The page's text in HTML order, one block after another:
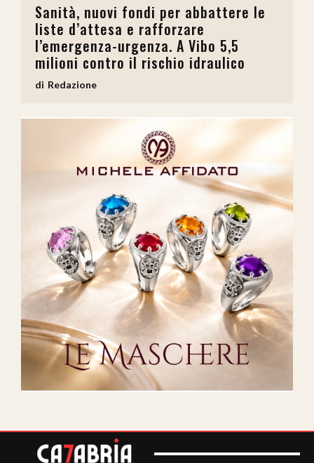
Sanità, nuovi fondi per abbattere le
liste d’attesa e rafforzare
l’emergenza-urgenza. A Vibo 5,5
milioni contro il rischio idraulico
Redazione